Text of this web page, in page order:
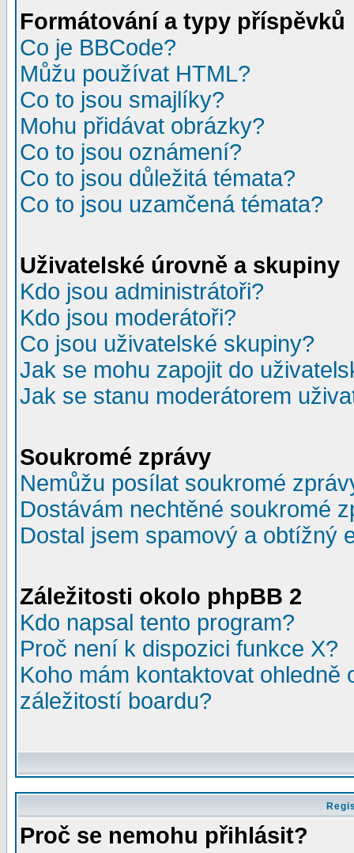
Formátování a typy příspěvků
Co je BBCode?
Můžu používat HTML?
Co to jsou smajlíky?
Mohu přidávat obrázky?
Co to jsou oznámení?
Co to jsou důležitá témata?
Co to jsou uzamčená témata?
Uživatelské úrovně a skupiny
Kdo jsou administrátoři?
Kdo jsou moderátoři?
Co jsou uživatelské skupiny?
Jak se mohu zapojit do
Jak se stanu moderátorem
Soukromé zprávy
Nemůžu posílat soukromé
Dostávám nechtěné soukromé
Dostal jsem spamový a obtížný
Záležitosti okolo phpBB 2
Kdo napsal tento program?
Proč není k dispozici funkce X?
Koho mám kontaktovat
záležitostí boardu?
Proč se nemohu přihlásit?